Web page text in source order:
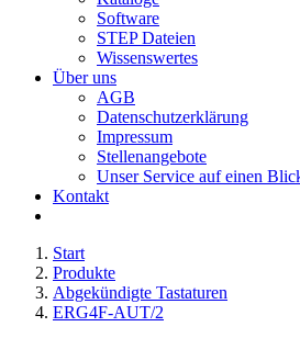
Software
STEP Dateien
Wissenswertes
Über uns
AGB
Datenschutzerklärung
Impressum
Stellenangebote
Unser Service auf einen
Kontakt
Start
Produkte
Abgekündigte Tastaturen
ERG4F-AUT/2